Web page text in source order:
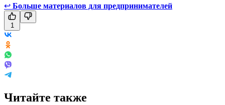
↩ Больше материалов для предпринимателей
1
Читайте также